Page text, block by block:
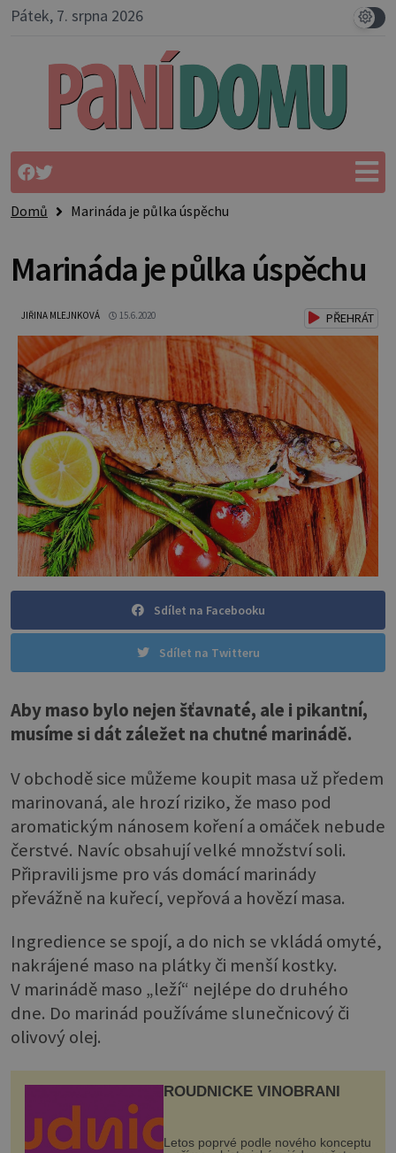
Pátek, 7. srpna 2026
Domů Marináda je půlka úspěchu
Marináda je půlka úspěchu
JIŘINA MLEJNKOVÁ 15.6.2020 PŘEHRÁT
Sdílet na Facebooku
Sdílet na Twitteru
Aby maso bylo nejen šťavnaté, ale i pikantní,
musíme si dát záležet na chutné marinádě.
V obchodě sice můžeme koupit masa už předem
marinovaná, ale hrozí riziko, že maso pod
aromatickým nánosem koření a omáček nebude
čerstvé. Navíc obsahují velké množství soli.
Připravili jsme pro vás domácí marinády
převážně na kuřecí, vepřová a hovězí masa.
Ingredience se spojí, a do nich se vkládá omyté,
nakrájené maso na plátky či menší kostky.
V marinádě maso „leží“ nejlépe do druhého
dne. Do marinád používáme slunečnicový či
olivový olej.
ROUDNICKÉ VINOBRANÍ
Letos poprvé podle nového konceptu